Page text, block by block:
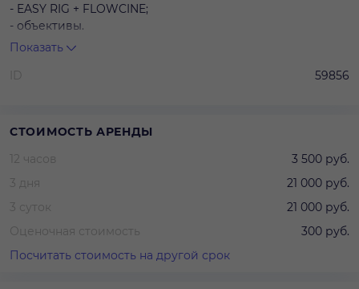
- EASY RIG + FLOWCINE;
- объективы.
специалистом. Работа технического специалиста
Показать
ID
59856
СТОИМОСТЬ АРЕНДЫ
12 часов
3 500 руб.
3 дня
21 000 руб.
3 суток
21 000 руб.
Оценочная стоимость
300 руб.
Посчитать стоимость на другой срок